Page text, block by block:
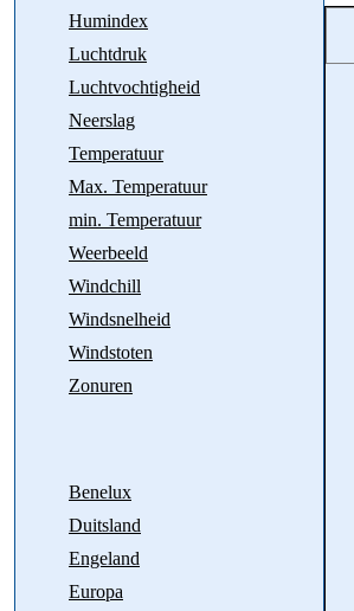
Humindex
Luchtdruk
Luchtvochtigheid
Neerslag
Temperatuur
Max. Temperatuur
min. Temperatuur
Weerbeeld
Windchill
Windsnelheid
Windstoten
Zonuren
Benelux
Duitsland
Engeland
Europa